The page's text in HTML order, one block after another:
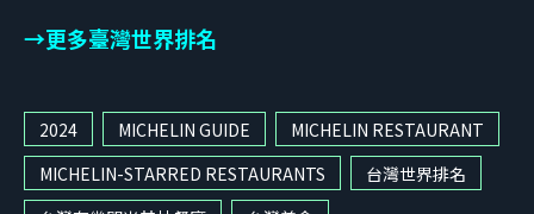
→更多臺灣世界排名
2024 MICHELIN GUIDE
MICHELIN RESTAURANT
MICHELIN-STARRED RESTAURANTS
台灣世界排名